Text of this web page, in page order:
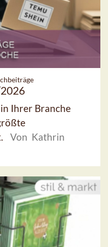
Ihrer Branche
Von Kathrin